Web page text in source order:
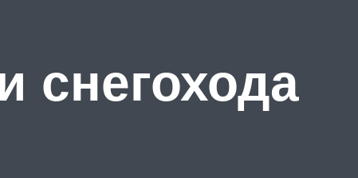
снегохода